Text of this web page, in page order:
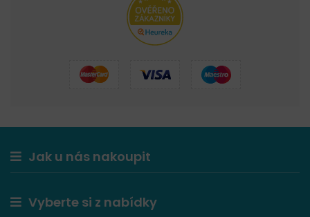
Jak u nás nakoupit
Vyberte si z nabídky